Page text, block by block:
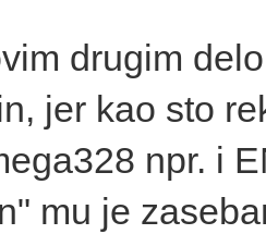
drugim
jer kao sto
npr. i
mu je